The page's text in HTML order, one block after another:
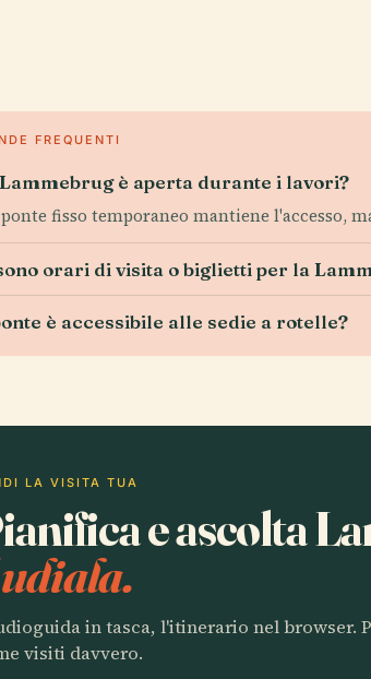
FREQUENTI
è aperta durante i lavori?
fisso temporaneo mantiene l'accesso,
orari di visita o biglietti per la
è accessibile alle sedie a rotelle?
LA VISITA TUA
e ascolta
in tasca, l'itinerario nel browser.
visiti davvero.